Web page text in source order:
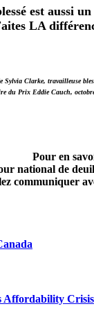
est aussi
LA
Sylvia Clarke, travailleuse
du Prix Eddie Cauch,
Pour en
national de
communiquer
Affordability Crisis